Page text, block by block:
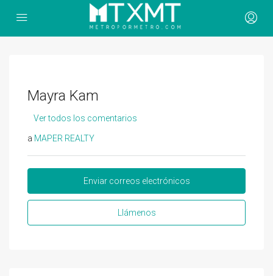
Mayra Kam
Ver todos los comentarios
a MAPER REALTY
Enviar correos electrónicos
Llámenos